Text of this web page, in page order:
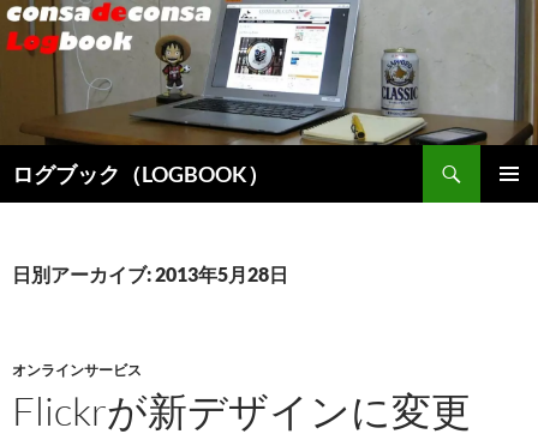
ログブック（LOGBOOK）
索
ン
キ
ッ
日別アーカイブ: 2013年5月28日
オンラインサービス
Flickrが新デザインに変更